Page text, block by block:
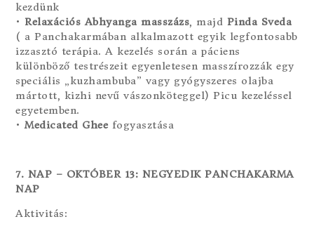
kezdünk
• Relaxációs Abhyanga masszázs, majd Pinda Sveda
( a Panchakarmában alkalmazott egyik legfontosabb
izzasztó terápia. A kezelés során a páciens
különböző testrészeit egyenletesen masszírozzák egy
speciális „kuzhambuba” vagy gyógyszeres olajba
mártott, kizhi nevű vászonköteggel) Picu kezeléssel
egyetemben.
•Medicated Ghee fogyasztása
7. NAP – OKTÓBER 13: NEGYEDIK PANCHAKARMA
NAP
Aktivitás: